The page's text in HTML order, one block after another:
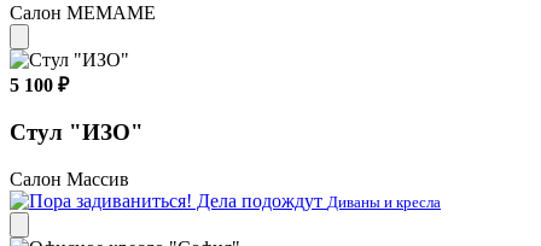
Салон МЕМАМЕ
5 100 ₽
Стул "ИЗО"
Салон Массив
Диваны и кресла